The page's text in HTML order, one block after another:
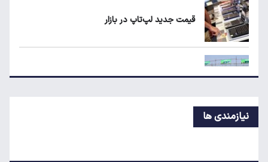
قیمت جدید لپ‌تاپ در بازار
قیمت جدید بلیط اتوبوس مشهد اعلام شد
نیازمندی ها